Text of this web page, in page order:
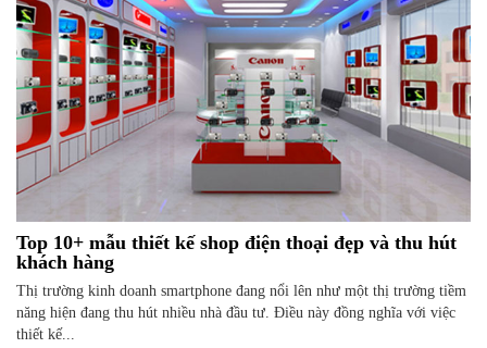
Top 10+ mẫu thiết kế shop điện thoại đẹp và thu hút
khách hàng
Thị trường kinh doanh smartphone đang nổi lên như một thị trường tiềm
năng hiện đang thu hút nhiều nhà đầu tư. Điều này đồng nghĩa với việc
thiết kế...